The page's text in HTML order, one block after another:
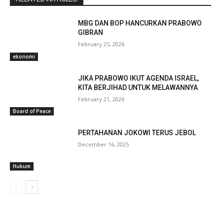
ekonomi
MBG DAN BOP HANCURKAN PRABOWO
GIBRAN
February 25, 2026
Board of Peace
JIKA PRABOWO IKUT AGENDA ISRAEL,
KITA BERJIHAD UNTUK MELAWANNYA
February 21, 2026
Hukum
PERTAHANAN JOKOWI TERUS JEBOL
December 16, 2025